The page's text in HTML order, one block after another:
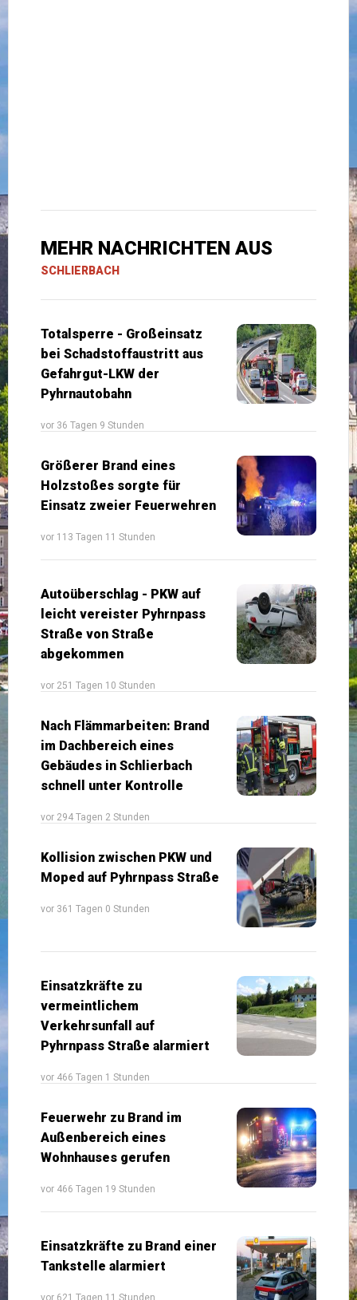
MEHR NACHRICHTEN AUS
SCHLIERBACH
Totalsperre - Großeinsatz
bei Schadstoffaustritt aus
Gefahrgut-LKW der
Pyhrnautobahn
vor 36 Tagen 9 Stunden
Größerer Brand eines
Holzstoßes sorgte für
Einsatz zweier Feuerwehren
vor 113 Tagen 11 Stunden
Autoüberschlag - PKW auf
leicht vereister Pyhrnpass
Straße von Straße
abgekommen
vor 251 Tagen 10 Stunden
Nach Flämmarbeiten: Brand
im Dachbereich eines
Gebäudes in Schlierbach
schnell unter Kontrolle
vor 294 Tagen 2 Stunden
Kollision zwischen PKW und
Moped auf Pyhrnpass Straße
vor 361 Tagen 0 Stunden
Einsatzkräfte zu
vermeintlichem
Verkehrsunfall auf
Pyhrnpass Straße alarmiert
vor 466 Tagen 1 Stunden
Feuerwehr zu Brand im
Außenbereich eines
Wohnhauses gerufen
vor 466 Tagen 19 Stunden
Einsatzkräfte zu Brand einer
Tankstelle alarmiert
vor 621 Tagen 11 Stunden